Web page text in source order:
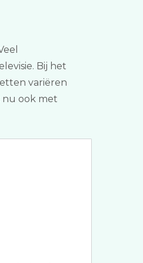
Bij het
variëren
nu ook met